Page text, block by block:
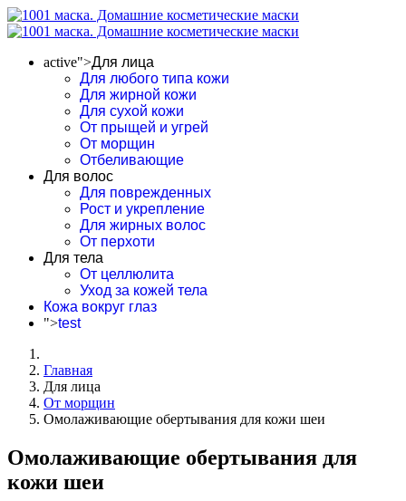
active">Для лица
Для любого типа кожи
Для жирной кожи
Для сухой кожи
От прыщей и угрей
От морщин
Отбеливающие
Для волос
Для поврежденных
Рост и укрепление
Для жирных волос
От перхоти
Для тела
От целлюлита
Уход за кожей тела
Кожа вокруг глаз
">test
Главная
Для лица
От морщин
Омолаживающие обертывания для кожи шеи
Омолаживающие обертывания для
кожи шеи